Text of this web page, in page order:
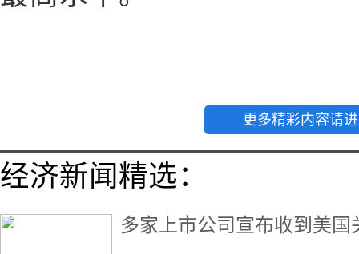
更多精彩内容请
经济新闻精选：
多家上市公司宣布收到美国